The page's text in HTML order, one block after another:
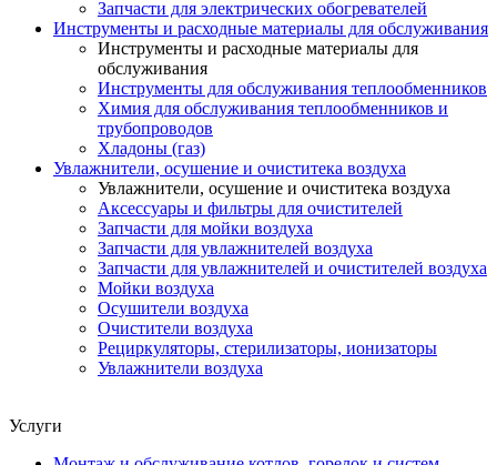
Запчасти для электрических обогревателей
Инструменты и расходные материалы для обслуживания
Инструменты и расходные материалы для
обслуживания
Инструменты для обслуживания теплообменников
Химия для обслуживания теплообменников и
трубопроводов
Хладоны (газ)
Увлажнители, осушение и очиститека воздуха
Увлажнители, осушение и очиститека воздуха
Аксессуары и фильтры для очистителей
Запчасти для мойки воздуха
Запчасти для увлажнителей воздуха
Запчасти для увлажнителей и очистителей воздуха
Мойки воздуха
Осушители воздуха
Очистители воздуха
Рециркуляторы, стерилизаторы, ионизаторы
Увлажнители воздуха
Услуги